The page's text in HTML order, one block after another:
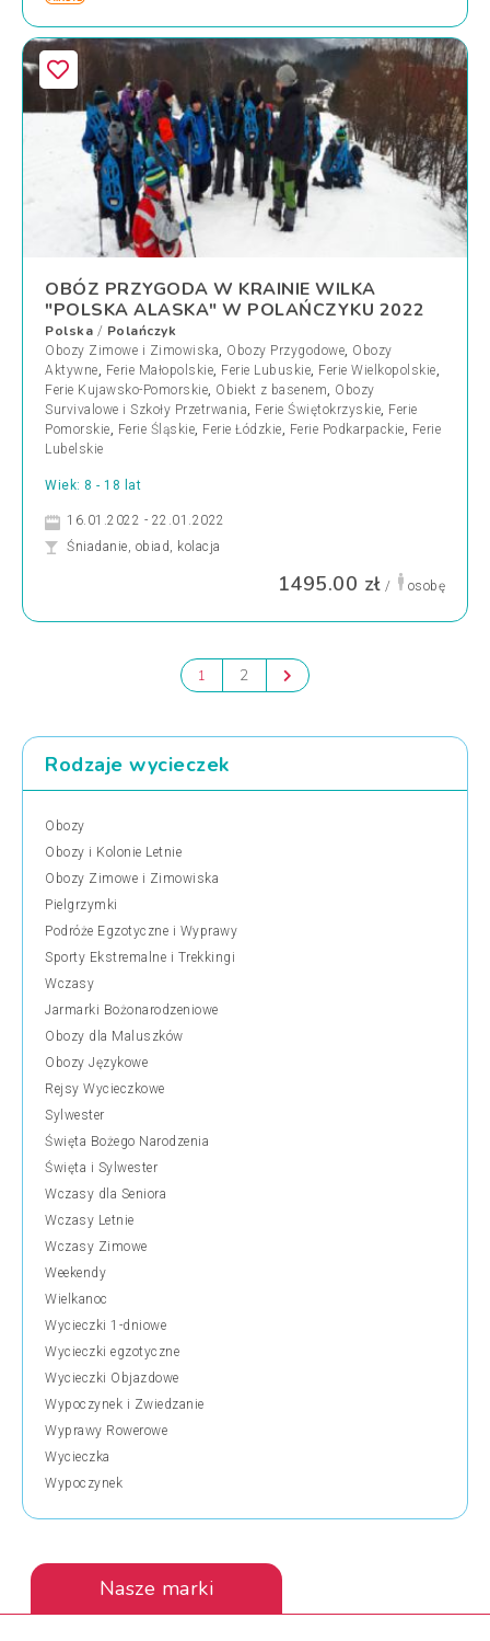
OBÓZ PRZYGODA W KRAINIE WILKA
"POLSKA ALASKA" W POLAŃCZYKU 2022
Polska / Polańczyk
Obozy Zimowe i Zimowiska, Obozy Przygodowe, Obozy
Aktywne, Ferie Małopolskie, Ferie Lubuskie, Ferie Wielkopolskie,
Ferie Kujawsko-Pomorskie, Obiekt z basenem, Obozy
Survivalowe i Szkoły Przetrwania, Ferie Świętokrzyskie, Ferie
Pomorskie, Ferie Śląskie, Ferie Łódzkie, Ferie Podkarpackie, Ferie
Lubelskie
Wiek: 8 - 18 lat
16.01.2022 - 22.01.2022
Śniadanie, obiad, kolacja
1495.00 zł / osobę
1 2
Rodzaje wycieczek
Obozy
Obozy i Kolonie Letnie
Obozy Zimowe i Zimowiska
Pielgrzymki
Podróże Egzotyczne i Wyprawy
Sporty Ekstremalne i Trekkingi
Wczasy
Jarmarki Bożonarodzeniowe
Obozy dla Maluszków
Obozy Językowe
Rejsy Wycieczkowe
Sylwester
Święta Bożego Narodzenia
Święta i Sylwester
Wczasy dla Seniora
Wczasy Letnie
Wczasy Zimowe
Weekendy
Wielkanoc
Wycieczki 1-dniowe
Wycieczki egzotyczne
Wycieczki Objazdowe
Wypoczynek i Zwiedzanie
Wyprawy Rowerowe
Wycieczka
Wypoczynek
Nasze marki